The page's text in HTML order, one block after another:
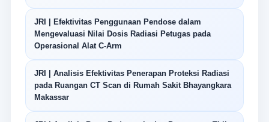
JRI | Efektivitas Penggunaan Pendose dalam
Mengevaluasi Nilai Dosis Radiasi Petugas pada
Operasional Alat C-Arm
JRI | Analisis Efektivitas Penerapan Proteksi Radiasi
pada Ruangan CT Scan di Rumah Sakit Bhayangkara
Makassar